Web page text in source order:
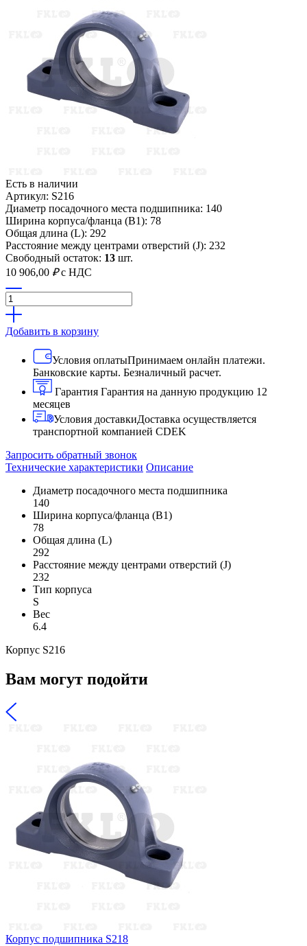
Есть в наличии
Артикул: S216
Диаметр посадочного места подшипника: 140
Ширина корпуса/фланца (B1): 78
Общая длина (L): 292
Расстояние между центрами отверстий (J): 232
Свободный остаток: 13 шт.
10 906,00 ₽ с НДС
Добавить в корзину
Условия оплатыПринимаем онлайн платежи.
Банковские карты. Безналичный расчет.
Гарантия Гарантия на данную продукцию 12
месяцев
Условия доставкиДоставка осуществляется
транспортной компанией CDEK
Запросить обратный звонок
Технические характеристики Описание
Диаметр посадочного места подшипника
140
Ширина корпуса/фланца (B1)
78
Общая длина (L)
292
Расстояние между центрами отверстий (J)
232
Тип корпуса
S
Вес
6.4
Корпус S216
Вам могут подойти
Корпус подшипника S218